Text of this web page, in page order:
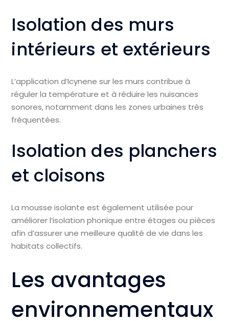
Isolation des murs
intérieurs et extérieurs
L’application d’Icynene sur les murs contribue à
réguler la température et à réduire les nuisances
sonores, notamment dans les zones urbaines très
fréquentées.
Isolation des planchers
et cloisons
La mousse isolante est également utilisée pour
améliorer l’isolation phonique entre étages ou pièces
afin d’assurer une meilleure qualité de vie dans les
habitats collectifs.
Les avantages
environnementaux